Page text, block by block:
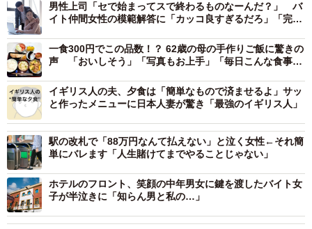
男性上司「セで始まってスで終わるものなーんだ？」 バ
イト仲間女性の模範解答に「カッコ良すぎるだろ」「完璧
一食300円でこの品数！？ 62歳の母の手作りご飯に驚きの
声 「おいしそう」「写真もお上手」「毎日こんな食事し
イギリス人の夫、夕食は「簡単なもので済ませるよ」サッ
と作ったメニューに日本人妻が驚き「最強のイギリス人」
駅の改札で「88万円なんて払えない」と泣く女性←それ簡
単にバレます「人生賭けてまでやることじゃない」
ホテルのフロント、笑顔の中年男女に鍵を渡したバイト女
子が半泣きに「知らん男と私の…」